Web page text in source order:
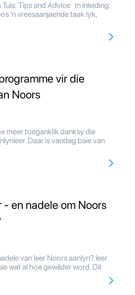
Tips and Advice In inleiding:
'n vreesaanjaende taak lyk,
vir die
Noors
meer toeganklik danksy die
Daar is vandag baie van
- en nadele om Noors
van leer Noors aanlyn? leer
wat al hoe gewilder word. Dit